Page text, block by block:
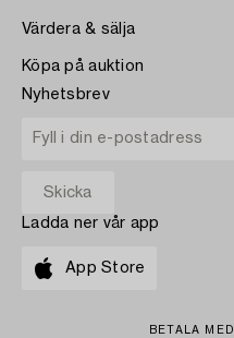
Värdera & sälja
Köpa på auktion
Nyhetsbrev
Ladda ner vår app
App Store
BETALA MED